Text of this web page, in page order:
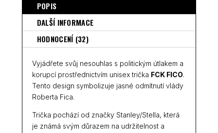
POPIS
DALŠÍ INFORMACE
HODNOCENÍ (32)
Vyjádřete svůj nesouhlas s politickým útlakem a
korupcí prostřednictvím unisex trička FCK FICO.
Tento design symbolizuje jasné odmítnutí vlády
Roberta Fica.
Trička pochází od značky Stanley/Stella, která
je známá svým důrazem na udržitelnost a